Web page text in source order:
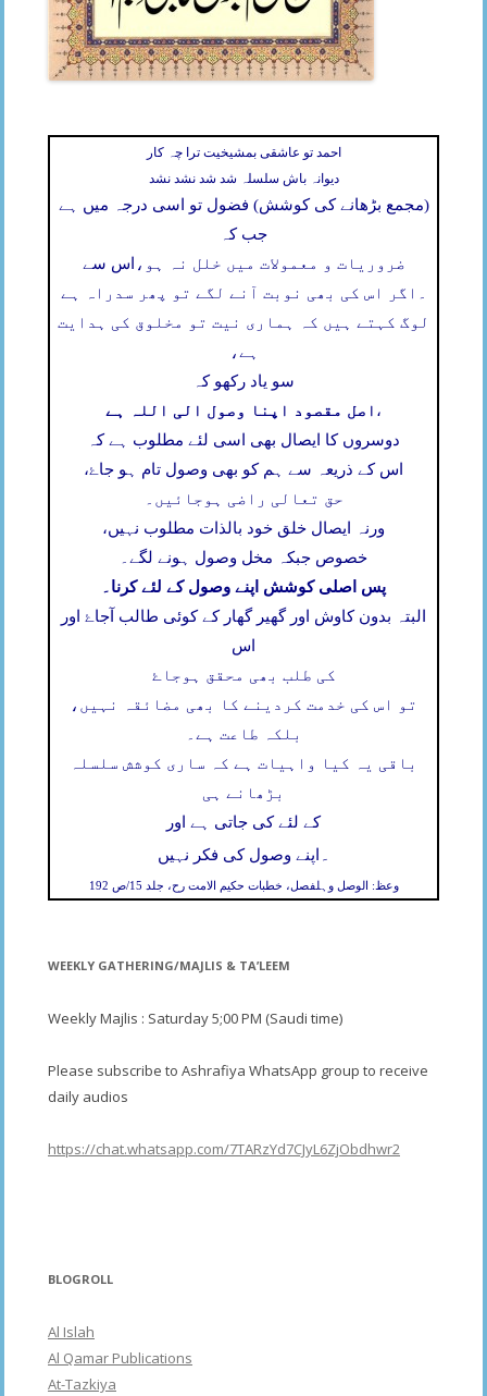
احمد تو عاشقی بمشیخیت ترا چہ کار
دیوانہ باش سلسلہ شد شد نشد نشد
(مجمع بڑھانے کی کوشش) فضول تو اسی درجہ میں ہے
جب کہ
اس سے ضروریات و معمولات میں خلل نہ ہو،
اگر اس کی بھی نوبت آنے لگے تو پھر سدراہ ہے
لوگ کہتے ہیں کہ ہماری نیت تو مخلوق کی ہدایت
ہے،
سو یاد رکھو کہ
اصل مقصود اپنا وصول الی اللہ ہے ،
دوسروں کا ایصال بھی اسی لئے مطلوب ہے کہ
اس کے ذریعہ سے ہم کو بھی وصول تام ہو جاۓ،
حق تعالی راضی ہوجائیں۔
ورنہ ایصال خلق خود بالذات مطلوب نہیں،
خصوص جبکہ مخل وصول ہونے لگے۔
پس اصلی کوشش اپنے وصول کے لئے کرنا۔
البتہ بدون کاوش اور گھیر گھار کے کوئی طالب آجاۓ اور
اس
کی طلب بھی محقق ہوجاۓ
تو اس کی خدمت کردینے کا بھی مضائقہ نہیں،
بلکہ طاعت ہے۔
باقی یہ کیا واہیات ہے کہ ساری کوشش سلسلہ
بڑھانے ہی
کے لئے کی جاتی ہے اور
اپنے وصول کی فکر نہیں ۔
وعظ: الوصل وہلفصل، خطبات حکیم الامت رح، جلد 15/ص 192
WEEKLY GATHERING/MAJLIS & TA’LEEM
Weekly Majlis : Saturday 5;00 PM (Saudi time)
Please subscribe to Ashrafiya WhatsApp group to receive
daily audios
https://chat.whatsapp.com/7TARzYd7CJyL6ZjObdhwr2
BLOGROLL
Al Islah
Al Qamar Publications
At-Tazkiya